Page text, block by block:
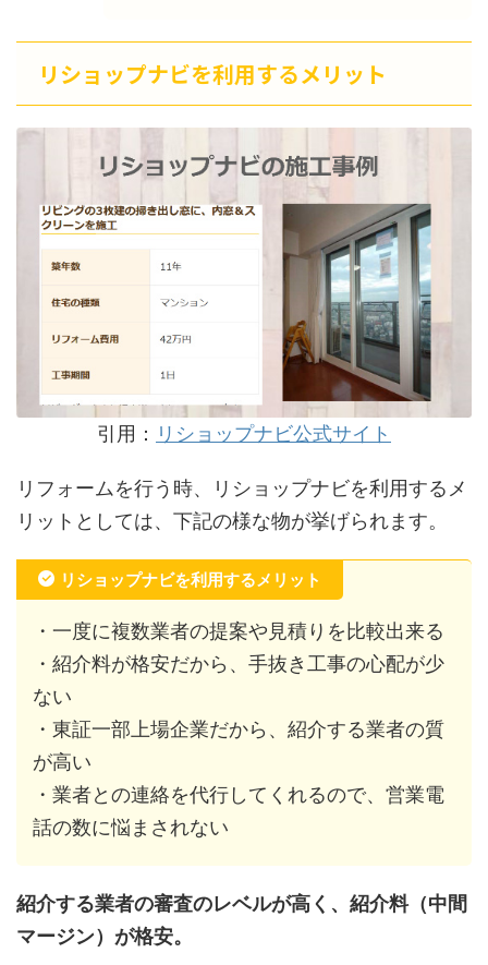
リショップナビを利用するメリット
引用： リショップナビ公式サイト
リフォームを行う時、リショップナビを利用するメ
リットとしては、下記の様な物が挙げられます。
リショップナビを利用するメリット
・一度に複数業者の提案や見積りを比較出来る
・紹介料が格安だから、手抜き工事の心配が少
ない
・東証一部上場企業だから、紹介する業者の質
が高い
・業者との連絡を代行してくれるので、営業電
話の数に悩まされない
紹介する業者の審査のレベルが高く、紹介料（中間
マージン）が格安。